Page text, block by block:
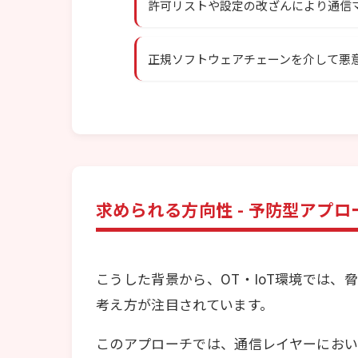
許可リストや設定の改ざんにより通信
正規ソフトウェアチェーンを介して悪
求められる方向性 - 予防型アプロ
こうした背景から、OT・IoT環境では、
考え方が注目されています。
このアプローチでは、通信レイヤーにお